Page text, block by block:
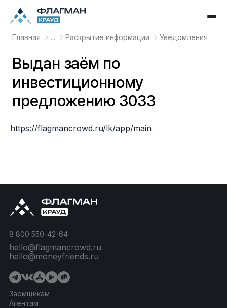
Главная ... Раскрытие информации Уведомления
Выдан заём по
инвестиционному
предложению 3033
https://flagmancrowd.ru/lk/app/main
Заёмщикам
Агентам
8 800 550-42-64
hello@flagmancrowd.ru
hello@moneyfriends.ru